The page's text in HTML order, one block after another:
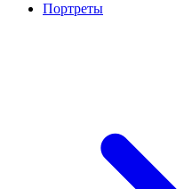
Портреты